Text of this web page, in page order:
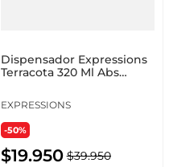
Dispensador Expressions
Terracota 320 Ml Abs
EXPRESSIONS
-50%
$19.950 $39.950